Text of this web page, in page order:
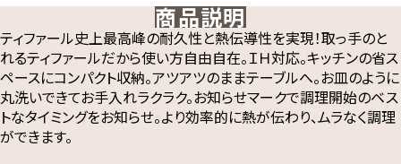
商品説明
ティファール史上最高峰の耐久性と熱伝導性を実現！取っ手のと
れるティファールだから使い方自由自在。ＩＨ対応。キッチンの省ス
ペースにコンパクト収納。アツアツのままテーブルへ。お皿のように
丸洗いできてお手入れラクラク。お知らせマークで調理開始のベス
トなタイミングをお知らせ。より効率的に熱が伝わり、ムラなく調理
ができます。